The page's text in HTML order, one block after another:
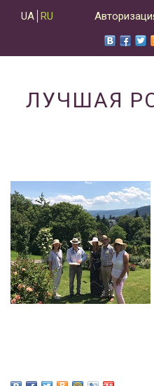
UA RU
ЛУЧШАЯ